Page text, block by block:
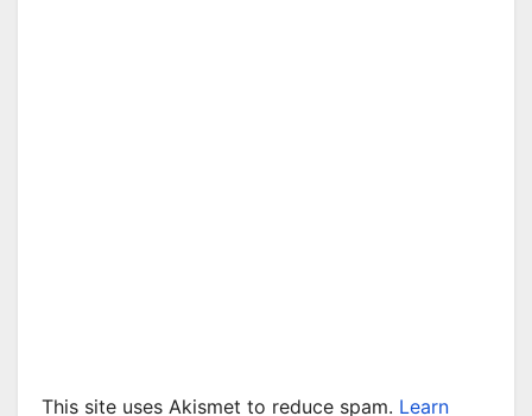
This site uses Akismet to reduce spam. Learn